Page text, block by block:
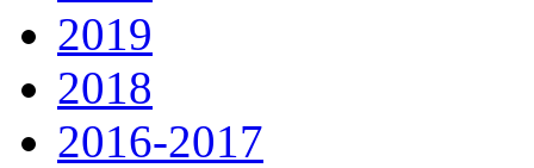
2019
2018
2016-2017